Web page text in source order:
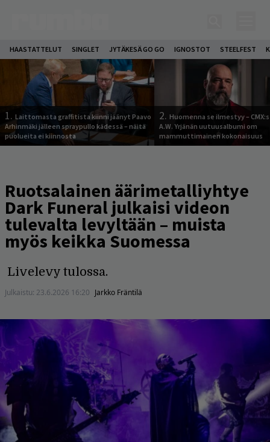
HAASTATTELUT SINGLET JYTÄKESÄ GO GO IGNOSTOT STEELFEST
1. Laittomasta graffitista kiinni jäänyt Paavo
Arhinmäki jälleen spraypullo kädessä – näitä
puolueita ei kiinnosta
2. Huomenna se ilmestyy –
A.W. Yrjänän uutuusalbumi om
mammuttimainen kokonaisuus
Ruotsalainen äärimetalliyhtye
Dark Funeral julkaisi videon
tulevalta levyltään – muista
myös keikka Suomessa
Livelevy tulossa.
Julkaistu: 23.6.2026 16:20 Jarkko Fräntilä